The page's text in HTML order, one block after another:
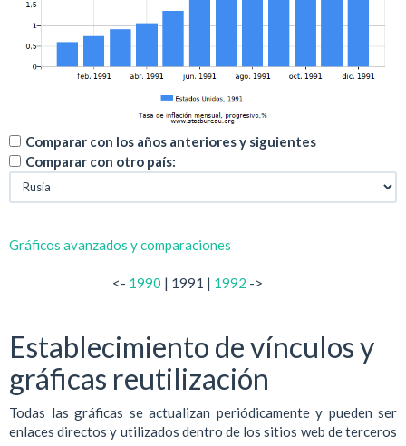
Comparar con los años anteriores y siguientes
Comparar con otro país:
Gráficos avanzados y comparaciones
<- 1990 | 1991 | 1992 ->
Establecimiento de vínculos y
gráficas reutilización
Todas las gráficas se actualizan periódicamente y pueden ser
enlaces directos y utilizados dentro de los sitios web de terceros